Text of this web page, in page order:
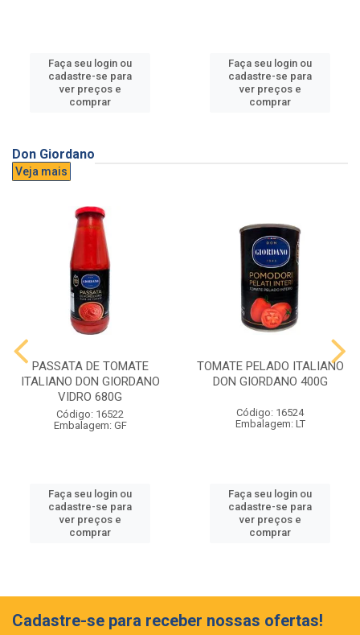
Faça seu login ou
cadastre-se para
ver preços e
comprar
Faça seu login ou
cadastre-se para
ver preços e
comprar
Don Giordano
Veja mais
PASSATA DE TOMATE
ITALIANO DON GIORDANO
VIDRO 680G
Código: 16522
Embalagem: GF
Faça seu login ou
cadastre-se para
ver preços e
comprar
TOMATE PELADO ITALIANO
DON GIORDANO 400G
Código: 16524
Embalagem: LT
Faça seu login ou
cadastre-se para
ver preços e
comprar
Cadastre-se para receber nossas ofertas!